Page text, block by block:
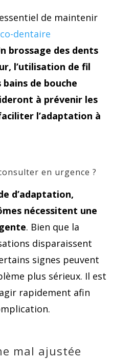
de maintenir
dentaire
brossage des dents
l’utilisation de fil
de bouche
à prévenir les
l’adaptation à
en urgence ?
d’adaptation,
nécessitent une
. Bien que la
disparaissent
signes peuvent
plus sérieux. Il est
rapidement afin
mal ajustée